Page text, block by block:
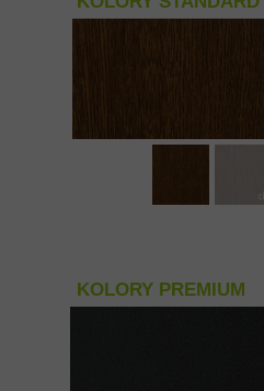
KOLORY PREMIUM